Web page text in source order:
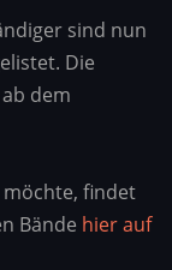
sind nun
Die
dem
findet
Bände hier auf